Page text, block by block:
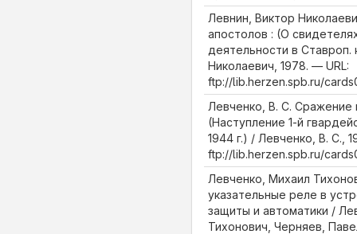
Левнин, Виктор
апостолов : (О
деятельности в
Николаевич, 1978. — URL:
ftp://lib.herzen.spb.ru/
Левченко, В. С. Сражение
(Наступление 1-й
1944 г.) / Левченко, В. С.,
ftp://lib.herzen.spb.ru/
Левченко, Михаил
указательные реле в
защиты и автоматики /
Тихонович, Черняев,